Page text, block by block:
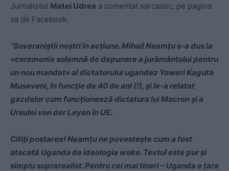
Jurnalistul Matei Udrea a comentat sarcastic, pe pagina
sa de Facebook.
”Suveraniștii noștri în acțiune. Mihail Neamțu s-a dus la
«ceremonia solemnă de depunere a jurământului pentru
un nou mandat» al dictatorului ugandez Yoweri Kaguta
Museveni, în funcție de 40 de ani (!), și le-a relatat
gazdelor cum funcționează dictatura lui Macron și a
Ursulei von der Leyen în UE.
Citiți postarea! Neamțu ne povestește cum a fost
atacată Uganda de ideologia woke. Textul este pur și
simplu suprarealist. Pentru cei mai tineri – Uganda e țara